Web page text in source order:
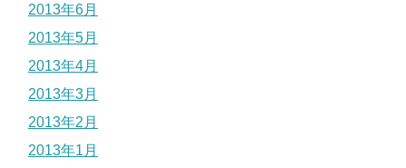
2013年6月
2013年5月
2013年4月
2013年3月
2013年2月
2013年1月